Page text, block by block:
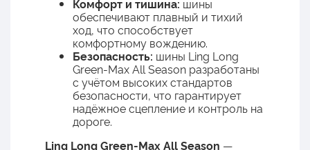
Комфорт и тишина: шины
обеспечивают плавный и тихий
ход, что способствует
комфортному вождению.
Безопасность: шины Ling Long
Green-Max All Season разработаны
с учётом высоких стандартов
безопасности, что гарантирует
надёжное сцепление и контроль на
дороге.
Ling Long Green-Max All Season —